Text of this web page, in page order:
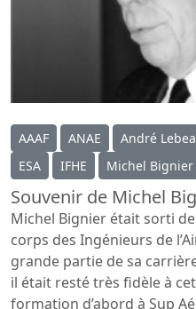
AAAF ANAE André
ESA
IFHE Michel Bignier
Souvenir de Michel
Michel Bignier était sorti
corps des Ingénieurs de
grande partie de sa
il était resté très fidèle à
formation d’abord à Sup